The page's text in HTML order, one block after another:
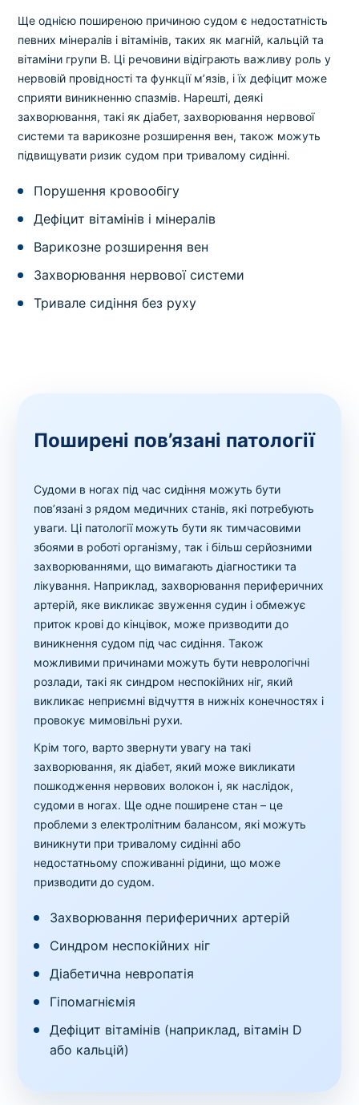
Ще однією поширеною причиною судом є недостатність
певних мінералів і вітамінів, таких як магній, кальцій та
вітаміни групи B. Ці речовини відіграють важливу роль у
нервовій провідності та функції м’язів, і їх дефіцит може
сприяти виникненню спазмів. Нарешті, деякі
захворювання, такі як діабет, захворювання нервової
системи та варикозне розширення вен, також можуть
підвищувати ризик судом при тривалому сидінні.
Порушення кровообігу
Дефіцит вітамінів і мінералів
Варикозне розширення вен
Захворювання нервової системи
Тривале сидіння без руху
Поширені пов’язані патології
Судоми в ногах під час сидіння можуть бути
пов’язані з рядом медичних станів, які потребують
уваги. Ці патології можуть бути як тимчасовими
збоями в роботі організму, так і більш серйозними
захворюваннями, що вимагають діагностики та
лікування. Наприклад, захворювання периферичних
артерій, яке викликає звуження судин і обмежує
приток крові до кінцівок, може призводити до
виникнення судом під час сидіння. Також
можливими причинами можуть бути неврологічні
розлади, такі як синдром неспокійних ніг, який
викликає неприємні відчуття в нижніх конечностях і
провокує мимовільні рухи.
Крім того, варто звернути увагу на такі
захворювання, як діабет, який може викликати
пошкодження нервових волокон і, як наслідок,
судоми в ногах. Ще одне поширене стан – це
проблеми з електролітним балансом, які можуть
виникнути при тривалому сидінні або
недостатньому споживанні рідини, що може
призводити до судом.
Захворювання периферичних артерій
Синдром неспокійних ніг
Діабетична невропатія
Гіпомагніємія
Дефіцит вітамінів (наприклад, вітамін D
або кальцій)